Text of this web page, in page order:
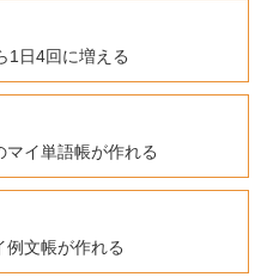
1日4回に増える
マイ単語帳が作れる
例文帳が作れる